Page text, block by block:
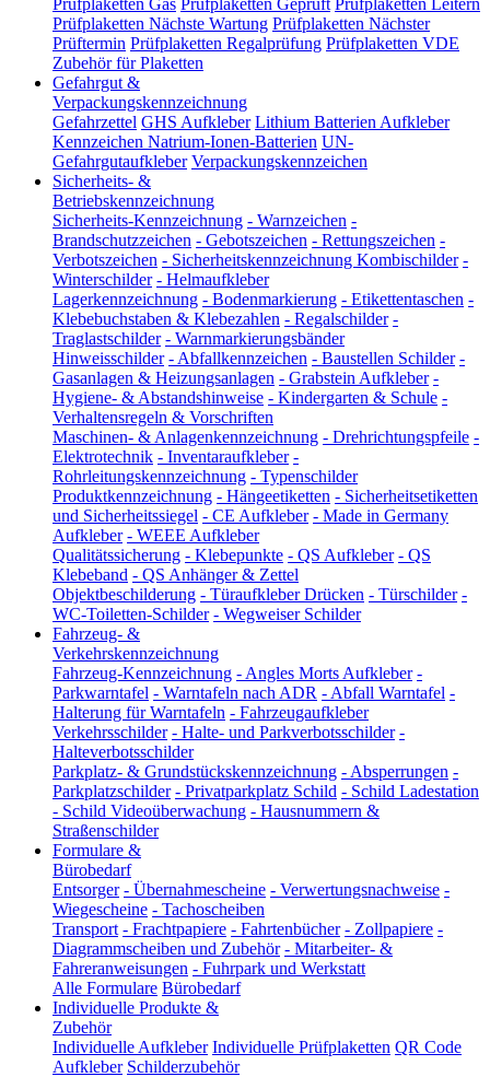
Prüfplaketten Gas Prüfplaketten Geprüft Prüfplaketten Leitern
Prüfplaketten Nächste Wartung Prüfplaketten Nächster
Prüftermin Prüfplaketten Regalprüfung Prüfplaketten VDE
Zubehör für Plaketten
Gefahrgut &
Verpackungskennzeichnung
Gefahrzettel GHS Aufkleber Lithium Batterien Aufkleber
Kennzeichen Natrium-Ionen-Batterien UN-
Gefahrgutaufkleber Verpackungskennzeichen
Sicherheits- &
Betriebskennzeichnung
Sicherheits-Kennzeichnung - Warnzeichen -
Brandschutzzeichen - Gebotszeichen - Rettungszeichen -
Verbotszeichen - Sicherheitskennzeichnung Kombischilder -
Winterschilder - Helmaufkleber
Lagerkennzeichnung - Bodenmarkierung - Etikettentaschen -
Klebebuchstaben & Klebezahlen - Regalschilder -
Traglastschilder - Warnmarkierungsbänder
Hinweisschilder - Abfallkennzeichen - Baustellen Schilder -
Gasanlagen & Heizungsanlagen - Grabstein Aufkleber -
Hygiene- & Abstandshinweise - Kindergarten & Schule -
Verhaltensregeln & Vorschriften
Maschinen- & Anlagenkennzeichnung - Drehrichtungspfeile -
Elektrotechnik - Inventaraufkleber -
Rohrleitungskennzeichnung - Typenschilder
Produktkennzeichnung - Hängeetiketten - Sicherheitsetiketten
und Sicherheitssiegel - CE Aufkleber - Made in Germany
Aufkleber - WEEE Aufkleber
Qualitätssicherung - Klebepunkte - QS Aufkleber - QS
Klebeband - QS Anhänger & Zettel
Objektbeschilderung - Türaufkleber Drücken - Türschilder -
WC-Toiletten-Schilder - Wegweiser Schilder
Fahrzeug- &
Verkehrskennzeichnung
Fahrzeug-Kennzeichnung - Angles Morts Aufkleber -
Parkwarntafel - Warntafeln nach ADR - Abfall Warntafel -
Halterung für Warntafeln - Fahrzeugaufkleber
Verkehrsschilder - Halte- und Parkverbotsschilder -
Halteverbotsschilder
Parkplatz- & Grundstückskennzeichnung - Absperrungen -
Parkplatzschilder - Privatparkplatz Schild - Schild Ladestation
- Schild Videoüberwachung - Hausnummern &
Straßenschilder
Formulare &
Bürobedarf
Entsorger - Übernahmescheine - Verwertungsnachweise -
Wiegescheine - Tachoscheiben
Transport - Frachtpapiere - Fahrtenbücher - Zollpapiere -
Diagrammscheiben und Zubehör - Mitarbeiter- &
Fahreranweisungen - Fuhrpark und Werkstatt
Alle Formulare Bürobedarf
Individuelle Produkte &
Zubehör
Individuelle Aufkleber Individuelle Prüfplaketten QR Code
Aufkleber Schilderzubehör